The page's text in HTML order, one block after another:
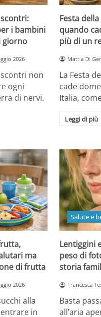
i bambini
giorno
2026
non
ogni
di nervi.
Festa
quando
più di un
Mattia Di
La Festa
cade
Italia,
Leggi di più
ma
di frutta
2026
alla
in
Salute e
Lentiggini
peso di
storia
Francesca
Basta
all’aria